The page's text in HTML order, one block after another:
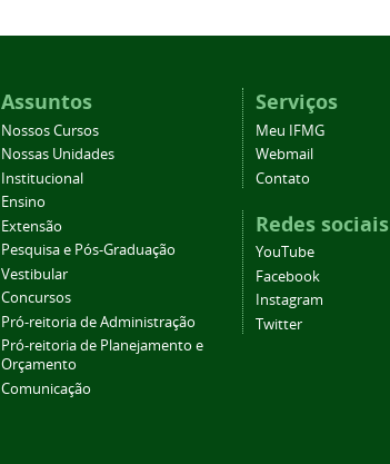
Assuntos
Nossos Cursos
Nossas Unidades
Institucional
Ensino
Extensão
Pesquisa e Pós-Graduação
Vestibular
Concursos
Pró-reitoria de Administração
Pró-reitoria de Planejamento e
Orçamento
Comunicação
Serviços
Meu IFMG
Webmail
Contato
Redes sociais
YouTube
Facebook
Instagram
Twitter